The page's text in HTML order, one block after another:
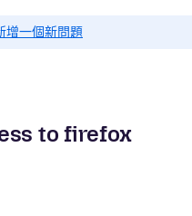
增一個新問題
to firefox